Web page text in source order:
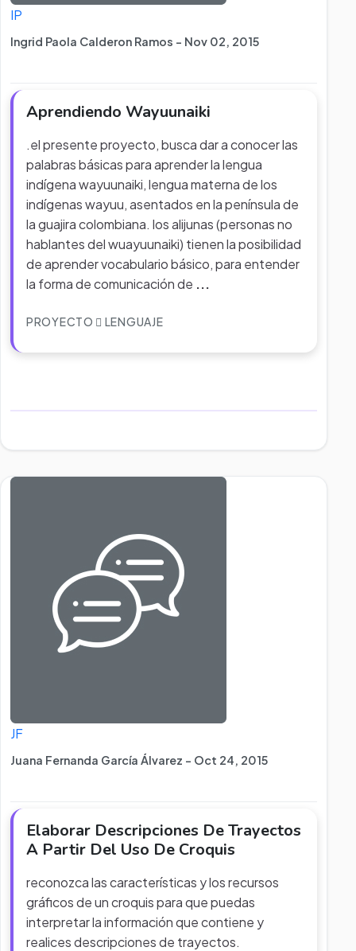
IP
Ingrid Paola Calderon Ramos - Nov 02, 2015
Aprendiendo Wayuunaiki
.el presente proyecto, busca dar a conocer las
palabras básicas para aprender la lengua
indígena wayuunaiki, lengua materna de los
indígenas wayuu, asentados en la península de
la guajira colombiana. los alijunas (personas no
hablantes del wuayuunaiki) tienen la posibilidad
de aprender vocabulario básico, para entender
la forma de comunicación de ...
PROYECTO LENGUAJE
JF
Juana Fernanda García Álvarez - Oct 24, 2015
Elaborar Descripciones De Trayectos
A Partir Del Uso De Croquis
reconozca las características y los recursos
gráficos de un croquis para que puedas
interpretar la información que contiene y
realices descripciones de trayectos.